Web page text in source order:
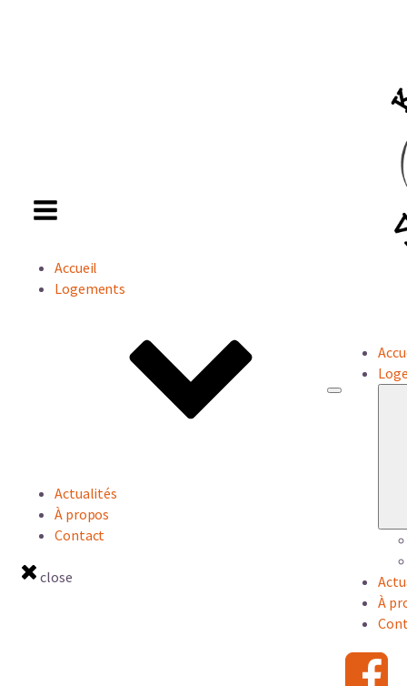
Accueil
Logements
Actualités
À propos
Contact
close
À